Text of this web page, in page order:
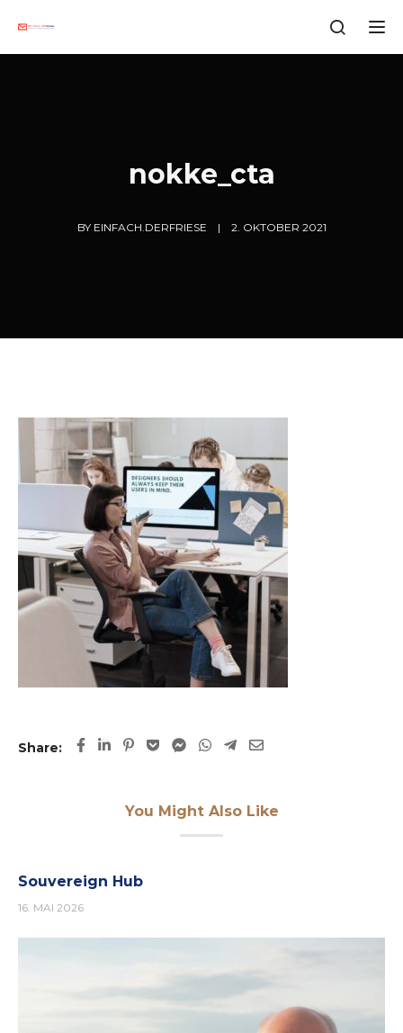
nokke_cta
BY EINFACH.DERFRIESE 2. OKTOBER 2021
Share:
You Might Also Like
Souvereign Hub
16. MAI 2026